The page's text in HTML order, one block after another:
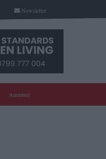
Newsletter
Anunturi